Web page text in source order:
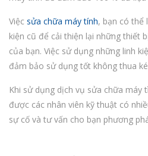
Việc sửa chữa máy tính, bạn có thể
kiện cũ để cải thiện lại những thiết
của bạn. Việc sử dụng những linh
đảm bảo sử dụng tốt không thua
Khi sử dụng dịch vụ sửa chữa máy
được các nhân viên kỹ thuật có
sự cố và tư vấn cho bạn phương